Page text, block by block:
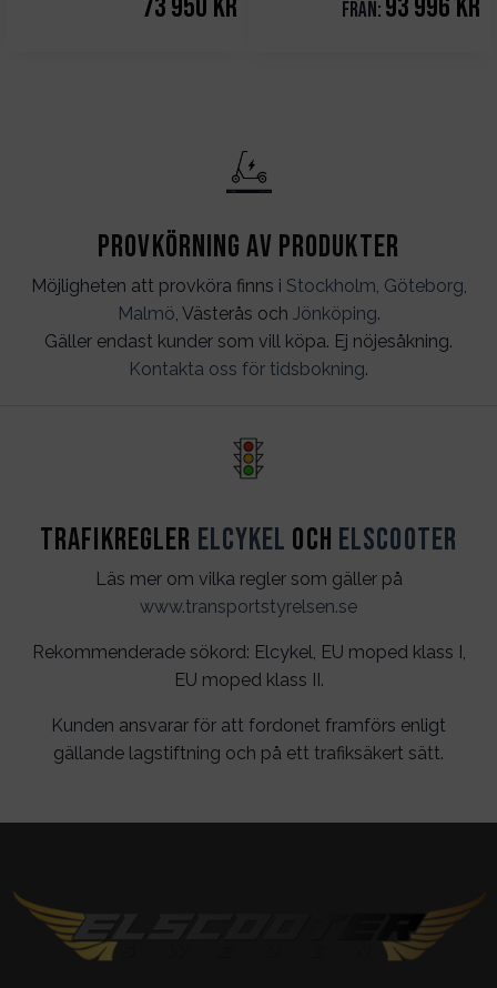
73 950 kr Från: 93 996 kr
Provkörning av produkter
Möjligheten att provköra finns i Stockholm, Göteborg,
Malmö, Västerås och Jönköping.
Gäller endast kunder som vill köpa. Ej nöjesåkning.
Kontakta oss för tidsbokning.
Trafikregler Elcykel och Elscooter
Läs mer om vilka regler som gäller på
www.transportstyrelsen.se
Rekommenderade sökord: Elcykel, EU moped klass I,
EU moped klass II.
Kunden ansvarar för att fordonet framförs enligt
gällande lagstiftning och på ett trafiksäkert sätt.